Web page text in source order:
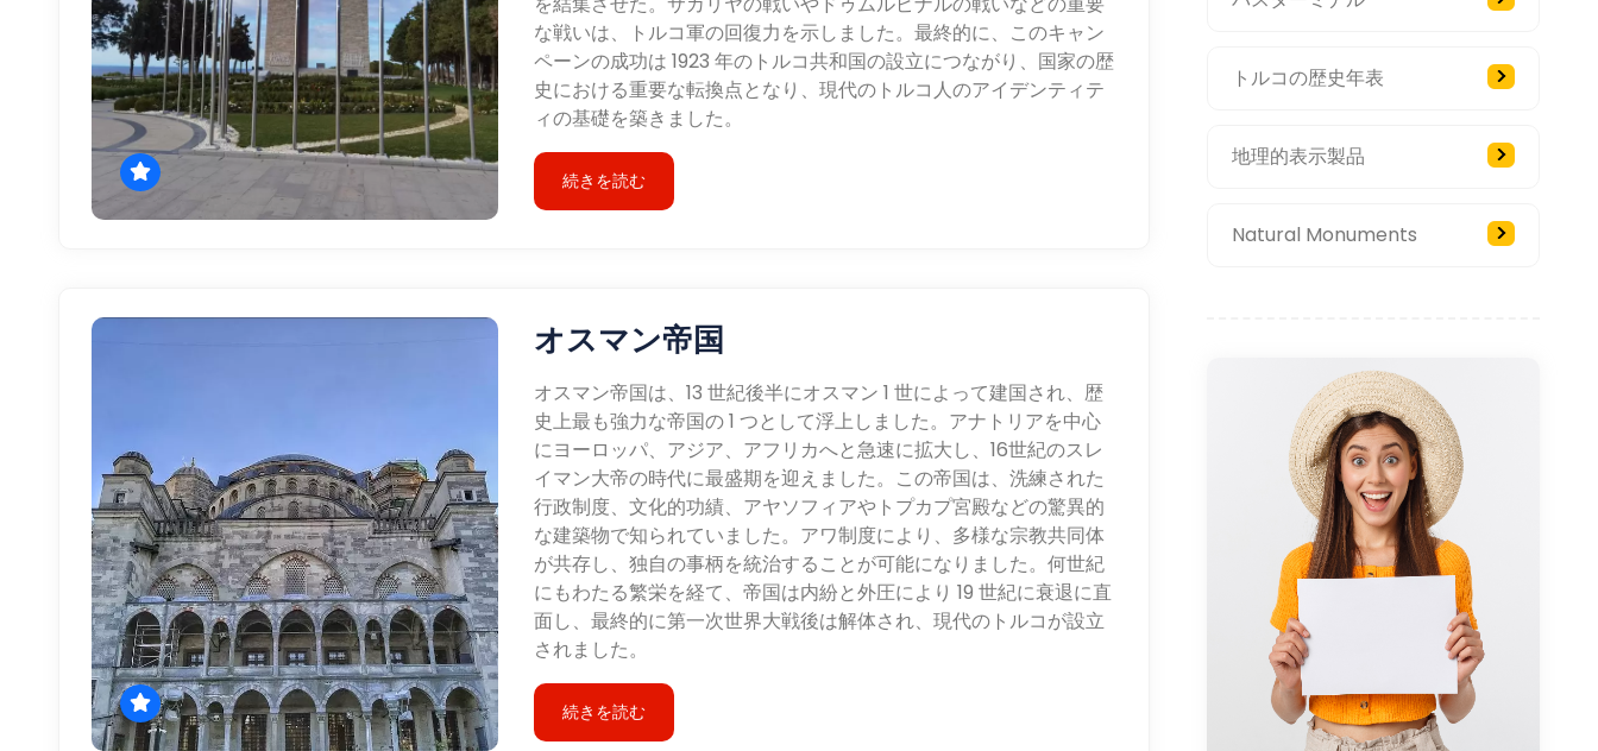
な戦いは、トルコ軍の回復力を示しました。最終的に、このキャン
ペーンの成功は 1923 年のトルコ共和国の設立につながり、国家の歴
史における重要な転換点となり、現代のトルコ人のアイデンティテ
ィの基礎を築きました。
続きを読む
オスマン帝国
オスマン帝国は、13 世紀後半にオスマン 1 世によって建国され、歴
史上最も強力な帝国の 1 つとして浮上しました。アナトリアを中心
にヨーロッパ、アジア、アフリカへと急速に拡大し、16世紀のスレ
イマン大帝の時代に最盛期を迎えました。この帝国は、洗練された
行政制度、文化的功績、アヤソフィアやトプカプ宮殿などの驚異的
な建築物で知られていました。アワ制度により、多様な宗教共同体
が共存し、独自の事柄を統治することが可能になりました。何世紀
にもわたる繁栄を経て、帝国は内紛と外圧により 19 世紀に衰退に直
面し、最終的に第一次世界大戦後は解体され、現代のトルコが設立
されました。
続きを読む
トルコの歴史年表
地理的表示製品
Natural Monuments